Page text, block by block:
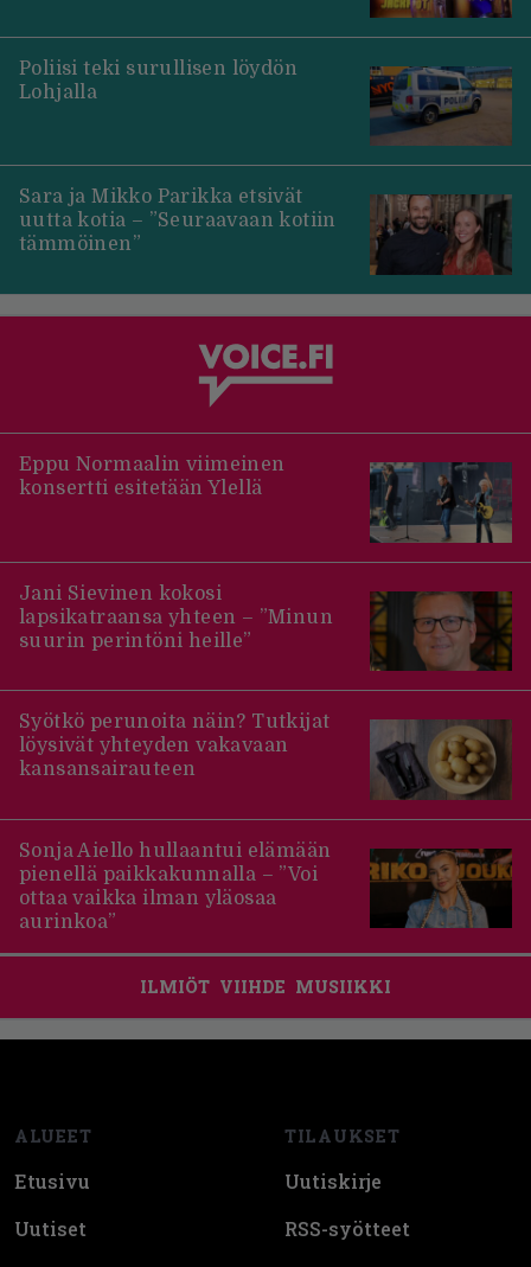
Poliisi teki surullisen löydön
Lohjalla
Sara ja Mikko Parikka etsivät
uutta kotia – ”Seuraavaan kotiin
tämmöinen”
Eppu Normaalin viimeinen
konsertti esitetään Ylellä
Jani Sievinen kokosi
lapsikatraansa yhteen – ”Minun
suurin perintöni heille”
Syötkö perunoita näin? Tutkijat
löysivät yhteyden vakavaan
kansansairauteen
Sonja Aiello hullaantui elämään
pienellä paikkakunnalla – ”Voi
ottaa vaikka ilman yläosaa
aurinkoa”
ILMIÖT VIIHDE MUSIIKKI
ALUEET
Etusivu
Uutiset
TILAUKSET
Uutiskirje
RSS-syötteet